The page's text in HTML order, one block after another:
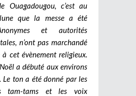
Ouagadougou, c’est au
que la messe a été
et autorités
n’ont pas marchandé
à cet évènement religieux.
a débuté aux environs
Le ton a été donné par les
tam-tams et les voix